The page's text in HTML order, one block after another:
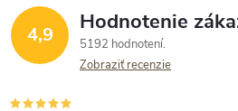
4,9 Hodnotenie
5192 hodnotení
Zobraziť recenzie